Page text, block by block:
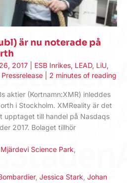
är nu noterade på
2017 ESB Inrikes, LEAD, LiU,
Pressrelease 2 minutes of reading
aktier (Kortnamn:XMR) inleddes
i Stockholm. XMReality är det
upptaget till handel på Nasdaqs
2017. Bolaget tillhör
Mjärdevi Science Park
, Jessica Stark, Johan